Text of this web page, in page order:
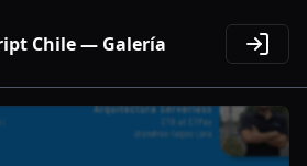
Chile — Galería